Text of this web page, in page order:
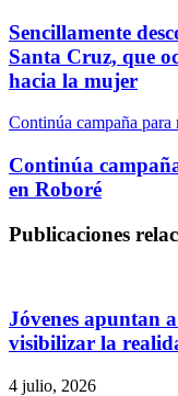
Sencillamente
Santa Cruz, que
hacia la mujer
Continúa campaña
Continúa
en Roboré
Publicaciones
Jóvenes apuntan
visibilizar la
4 julio, 2026